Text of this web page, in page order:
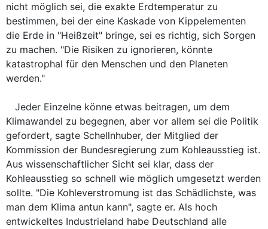
nicht möglich sei, die exakte Erdtemperatur zu
bestimmen, bei der eine Kaskade von Kippelementen
die Erde in "Heißzeit" bringe, sei es richtig, sich Sorgen
zu machen. "Die Risiken zu ignorieren, könnte
katastrophal für den Menschen und den Planeten
werden."
Jeder Einzelne könne etwas beitragen, um dem
Klimawandel zu begegnen, aber vor allem sei die Politik
gefordert, sagte Schellnhuber, der Mitglied der
Kommission der Bundesregierung zum Kohleausstieg ist.
Aus wissenschaftlicher Sicht sei klar, dass der
Kohleausstieg so schnell wie möglich umgesetzt werden
sollte. "Die Kohleverstromung ist das Schädlichste, was
man dem Klima antun kann", sagte er. Als hoch
entwickeltes Industrieland habe Deutschland alle